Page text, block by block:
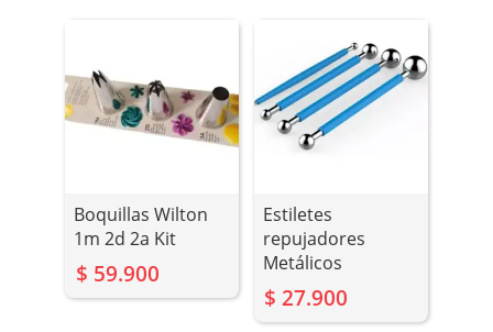
Boquillas Wilton
1m 2d 2a Kit
$ 59.900
Estiletes
repujadores
Metálicos
$ 27.900